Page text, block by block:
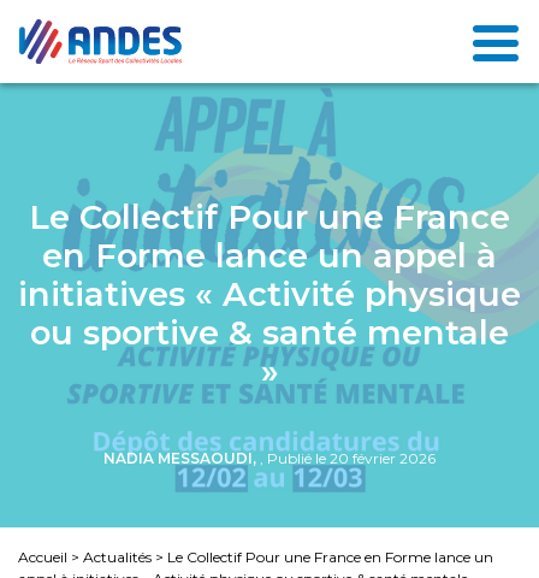
Le Collectif Pour une France
en Forme lance un appel à
initiatives « Activité physique
ou sportive & santé mentale
»
NADIA MESSAOUDI, , Publié le 20 février 2026
Accueil > Actualités > Le Collectif Pour une France en Forme lance un